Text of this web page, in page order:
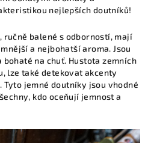
nejlepších doutníků!
ručně balené s odborností, mají
a nejbohatší aroma. Jsou
na chuť. Hustota zemních
lze také detekovat akcenty
jemné doutníky jsou vhodné
kdo oceňují jemnost a